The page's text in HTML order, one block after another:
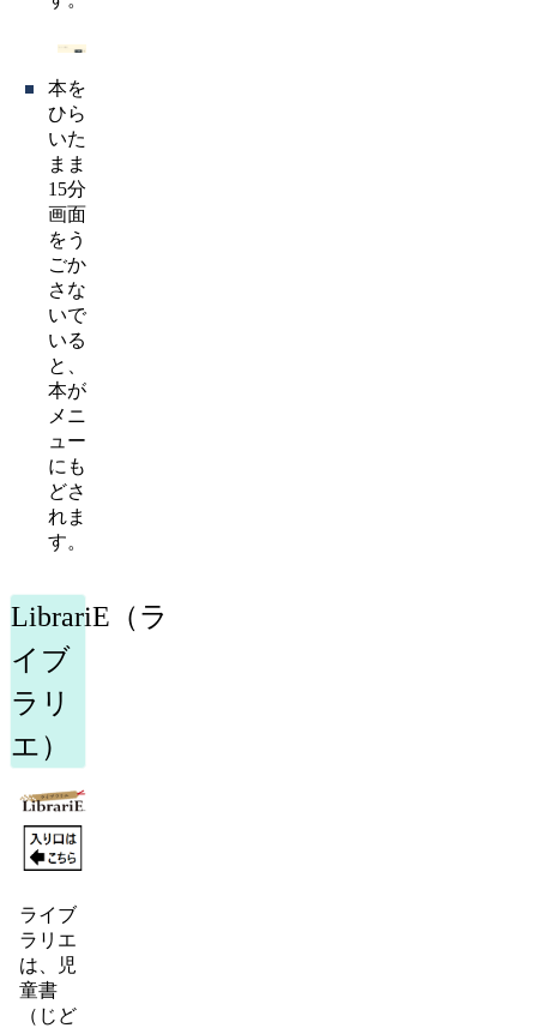
本を
ひら
いた
まま
15分
画面
をう
ごか
さな
いで
いる
と、
本が
メニ
ュー
にも
どさ
れま
す。
LibrariE（ラ
イブ
ラリ
エ）
ライブ
ラリエ
は、児
童書
（じど